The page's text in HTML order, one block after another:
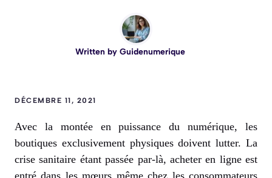
Written by Guidenumerique
DÉCEMBRE 11, 2021
Avec la montée en puissance du numérique, les
boutiques exclusivement physiques doivent lutter. La
crise sanitaire étant passée par-là, acheter en ligne est
entré dans les mœurs même chez les consommateurs